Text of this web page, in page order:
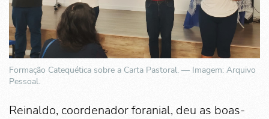
Formação Catequética sobre a Carta Pastoral. — Imagem: Arquivo
Pessoal.
Reinaldo, coordenador foranial, deu as boas-